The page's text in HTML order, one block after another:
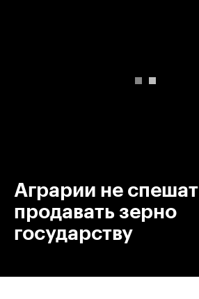
Аграрии не спешат
продавать зерно
государству